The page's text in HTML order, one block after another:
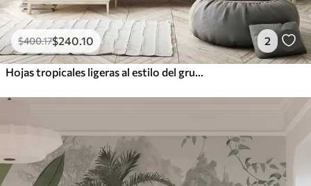
$400.17$240 .10 2